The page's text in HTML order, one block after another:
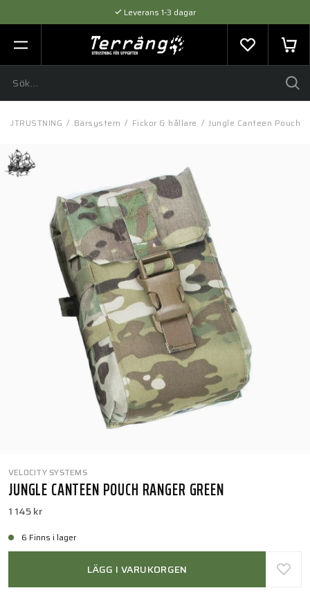
Leverans 1-3 dagar
Flexibel betalning med SVEA
Expertråd & Kvalitetsprodukter
UTRUSTNING / Bärsystem / Fickor & hållare / Jungle Canteen Pouch
VELOCITY SYSTEMS
JUNGLE CANTEEN POUCH RANGER GREEN
1 145 kr
6 Finns i lager
LÄGG I VARUKORGEN